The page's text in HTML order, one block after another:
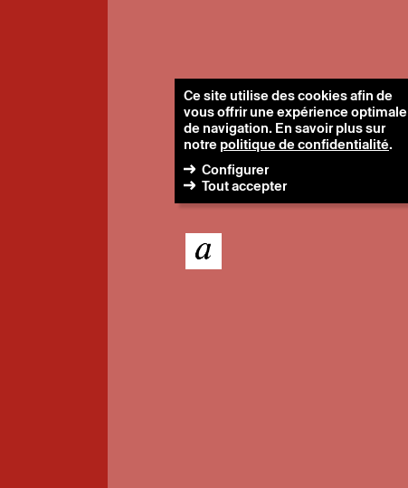
Ce site utilise des cookies afin de
vous offrir une expérience optimale
de navigation. En savoir plus sur
notrepolitique de confidentialité.
Configurer
Tout accepter